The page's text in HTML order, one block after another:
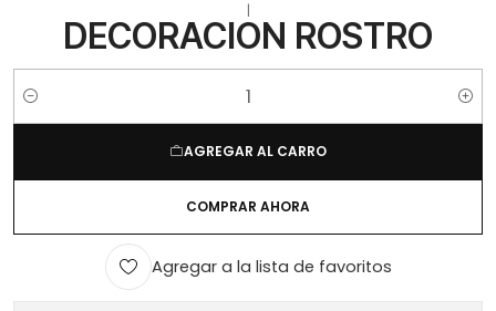
|
DECORACION ROSTRO
Cantidad
AGREGAR AL CARRO
COMPRAR AHORA
Agregar a la lista de favoritos